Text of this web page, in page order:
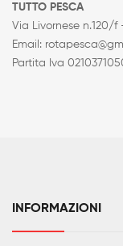
TUTTO PESCA
Via Livornese n.120/f
Email:
Partita Iva
INFORMAZIONI